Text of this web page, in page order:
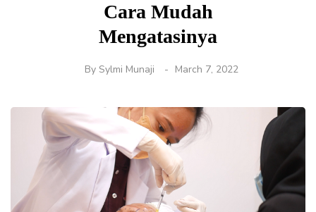
Cara Mudah
Mengatasinya
By Sylmi Munaji March 7, 2022